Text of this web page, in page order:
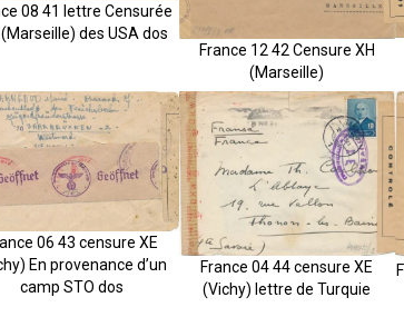
08 41 lettre Censurée
(Marseille) des USA dos
France 12 42 Censure XH
(Marseille)
06 43 censure XE
En provenance d’un
camp STO dos
France 04 44 censure XE
(Vichy) lettre de Turquie